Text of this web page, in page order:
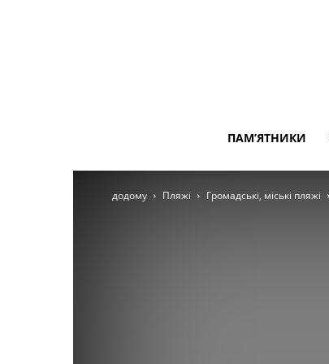
ПАМ’ЯТНИКИ
додому Пляжі Громадські, міські пляжі